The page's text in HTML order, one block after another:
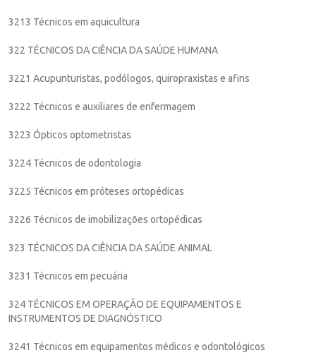
3213 Técnicos em aquicultura
322 TÉCNICOS DA CIÊNCIA DA SAÚDE HUMANA
3221 Acupunturistas, podólogos, quiropraxistas e afins
3222 Técnicos e auxiliares de enfermagem
3223 Ópticos optometristas
3224 Técnicos de odontologia
3225 Técnicos em próteses ortopédicas
3226 Técnicos de imobilizações ortopédicas
323 TÉCNICOS DA CIÊNCIA DA SAÚDE ANIMAL
3231 Técnicos em pecuária
324 TÉCNICOS EM OPERAÇÃO DE EQUIPAMENTOS E
INSTRUMENTOS DE DIAGNÓSTICO
3241 Técnicos em equipamentos médicos e odontológicos